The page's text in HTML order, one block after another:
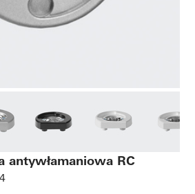
antywłamaniowa RC